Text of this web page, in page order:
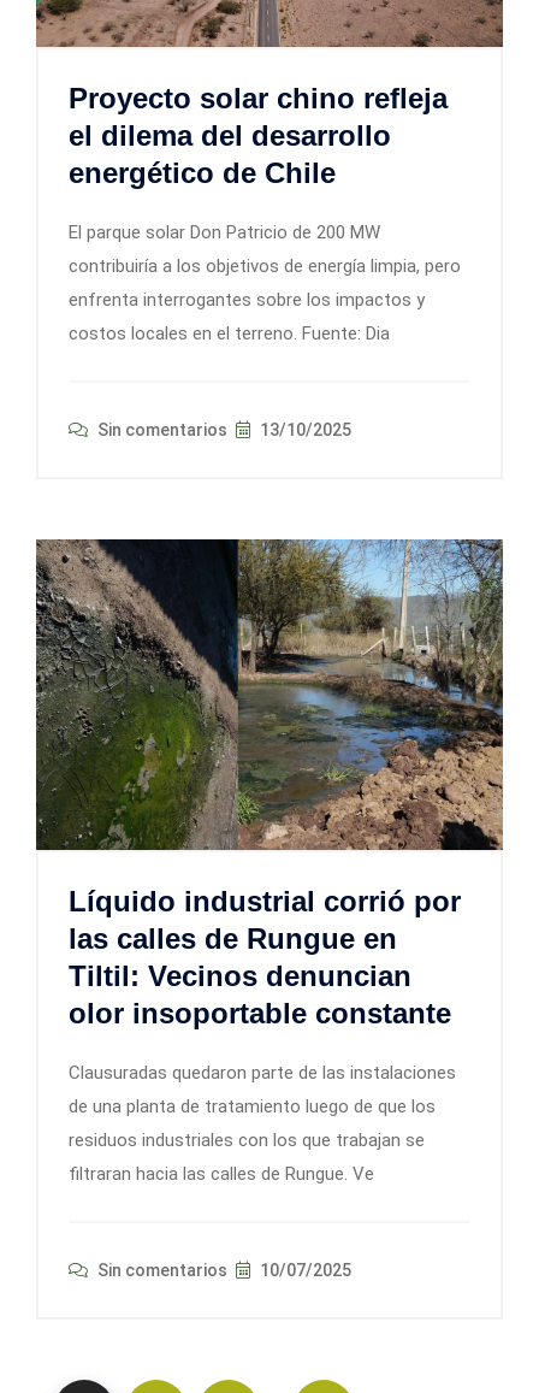
Proyecto solar chino refleja
el dilema del desarrollo
energético de Chile
El parque solar Don Patricio de 200 MW
contribuiría a los objetivos de energía limpia, pero
enfrenta interrogantes sobre los impactos y
costos locales en el terreno. Fuente: Dia
Sin comentarios 13/10/2025
Líquido industrial corrió por
las calles de Rungue en
Tiltil: Vecinos denuncian
olor insoportable constante
Clausuradas quedaron parte de las instalaciones
de una planta de tratamiento luego de que los
residuos industriales con los que trabajan se
filtraran hacia las calles de Rungue. Ve
Sin comentarios 10/07/2025